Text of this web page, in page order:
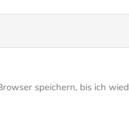
speichern, bis ich